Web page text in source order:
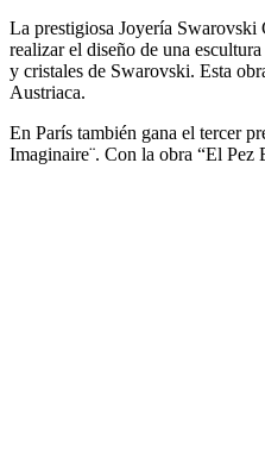
La prestigiosa Joyería Swarovski
realizar el diseño de una
y cristales de Swarovski. Esta
Austriaca.
En París también gana el tercer
Imaginaire¨. Con la obra “El Pez